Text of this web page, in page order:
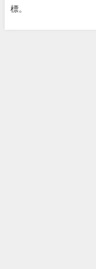
標。